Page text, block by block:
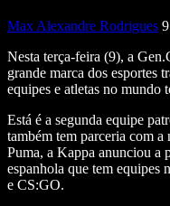
Max Alexandre Rodrigues
Nesta terça-feira (9), a
grande marca dos esportes
equipes e atletas no mundo
Está é a segunda equipe
também tem parceria com
Puma, a Kappa anunciou a
espanhola que tem equipes
e CS:GO.